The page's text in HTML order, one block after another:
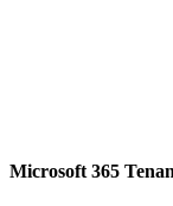
Microsoft 365